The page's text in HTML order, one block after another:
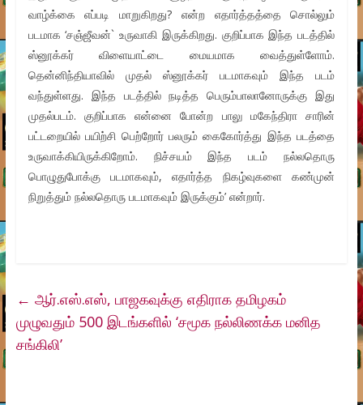
வாழ்க்கை எப்படி மாறுகிறது? என்ற எதார்த்தத்தை சொல்லும்
படமாக ‘சஞ்ஜீவன்` உருவாகி இருக்கிறது. குறிப்பாக இந்த படத்தில்
ஸ்னூக்கர் விளையாட்டை மையமாக வைத்துள்ளோம்.
தென்னிந்தியாவில் முதல் ஸ்னூக்கர் படமாகவும் இந்த படம்
வந்துள்ளது. இந்த படத்தில் நடித்த பெரும்பாலானோருக்கு இது
முதல்படம். குறிப்பாக என்னை போன்ற பாலு மகேந்திரா சாரின்
பட்டறையில் பயிற்சி பெற்றோர் பலரும் கைகோர்த்து இந்த படத்தை
உருவாக்கியிருக்கிறோம். நிச்சயம் இந்த படம் நல்லதொரு
பொழுதுபோக்கு படமாகவும், எதார்த்த நிகழ்வுகளை கண்முன்
நிறுத்தும் நல்லதொரு படமாகவும் இருக்கும்’ என்றார்.
← ஆர்.எஸ்.எஸ், பாஜகவுக்கு எதிராக தமிழகம்
முழுவதும் 500 இடங்களில் ‘சமூக நல்லிணக்க மனித
சங்கிலி’